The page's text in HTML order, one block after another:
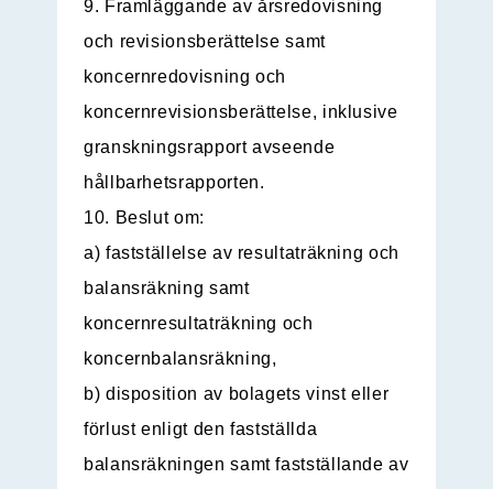
9. Framläggande av årsredovisning
och revisionsberättelse samt
koncernredovisning och
koncernrevisionsberättelse, inklusive
granskningsrapport avseende
hållbarhetsrapporten.
10. Beslut om:
a) fastställelse av resultaträkning och
balansräkning samt
koncernresultaträkning och
koncernbalansräkning,
b) disposition av bolagets vinst eller
förlust enligt den fastställda
balansräkningen samt fastställande av